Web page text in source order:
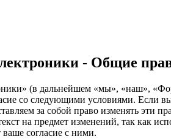
- Общие
(в дальнейшем «мы», «наш»,
со следующими условиями. Если
за собой право изменять эти
на предмет изменений, так как
согласие с ними.